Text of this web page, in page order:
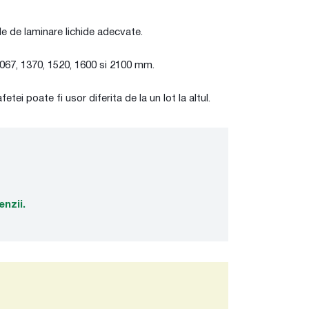
de laminare lichide adecvate.
1370, 1520, 1600 si 2100 mm.
poate fi usor diferita de la un lot la altul.